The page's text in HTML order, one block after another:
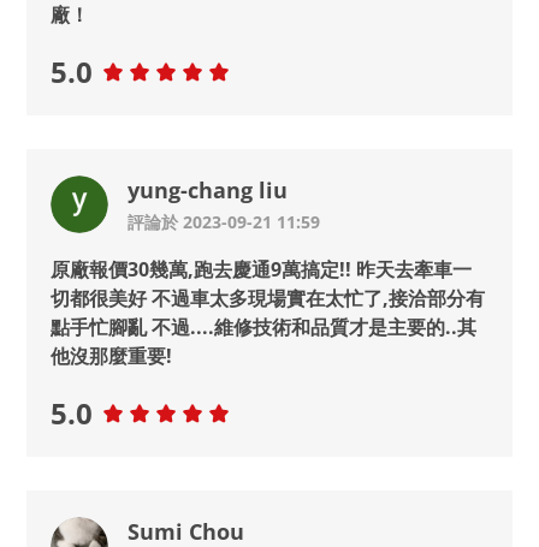
廠！
5.0
yung-chang liu
評論於 2023-09-21 11:59
原廠報價30幾萬,跑去慶通9萬搞定!! 昨天去牽車一
切都很美好 不過車太多現場實在太忙了,接洽部分有
點手忙腳亂 不過....維修技術和品質才是主要的..其
他沒那麼重要!
5.0
Sumi Chou